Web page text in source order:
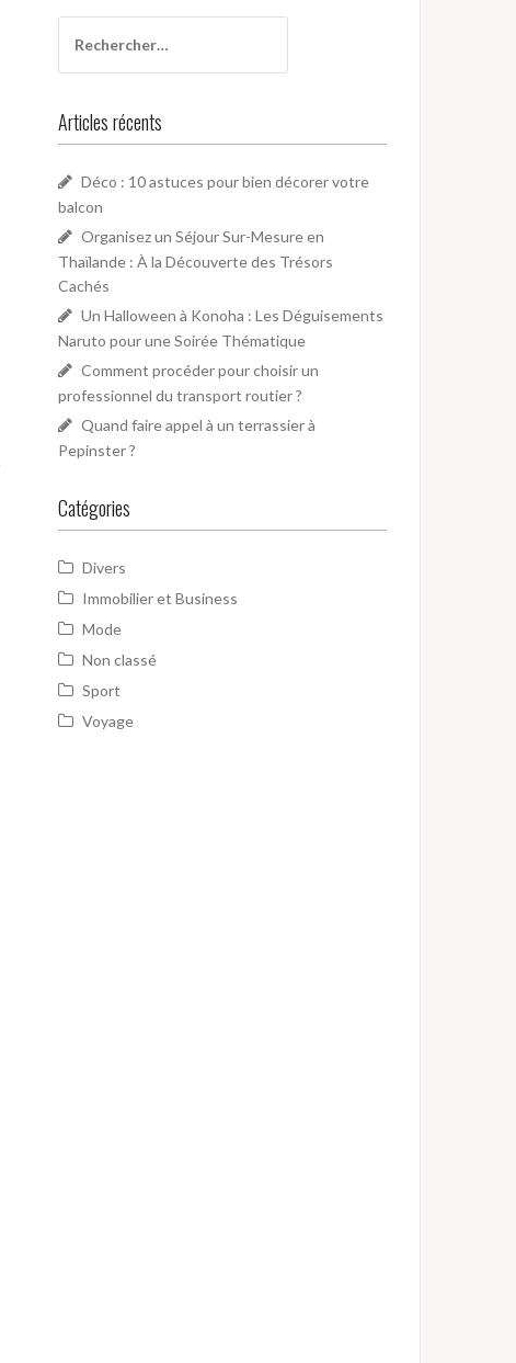
c
e
r
r
:
Articles récents
Déco : 10 astuces pour bien décorer votre
balcon
Organisez un Séjour Sur-Mesure en
Thaïlande : À la Découverte des Trésors
Cachés
Un Halloween à Konoha : Les Déguisements
Naruto pour une Soirée Thématique
Comment procéder pour choisir un
professionnel du transport routier ?
Quand faire appel à un terrassier à
Pepinster ?
Catégories
Divers
Immobilier et Business
Mode
Non classé
Sport
Voyage